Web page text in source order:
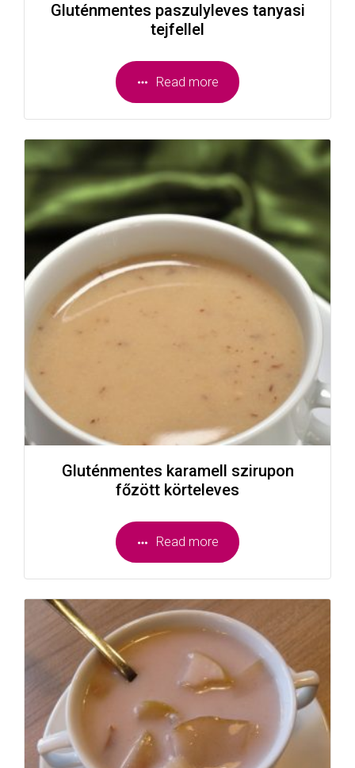
Gluténmentes paszulyleves tanyasi
tejfellel
Read more
Gluténmentes karamell szirupon
főzött körteleves
Read more